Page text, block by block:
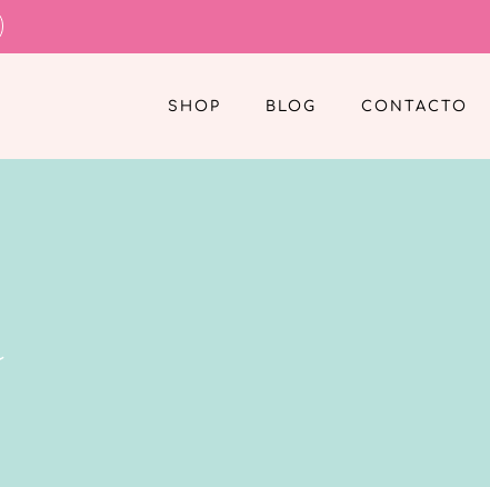
SHOP BLOG CONTACTO